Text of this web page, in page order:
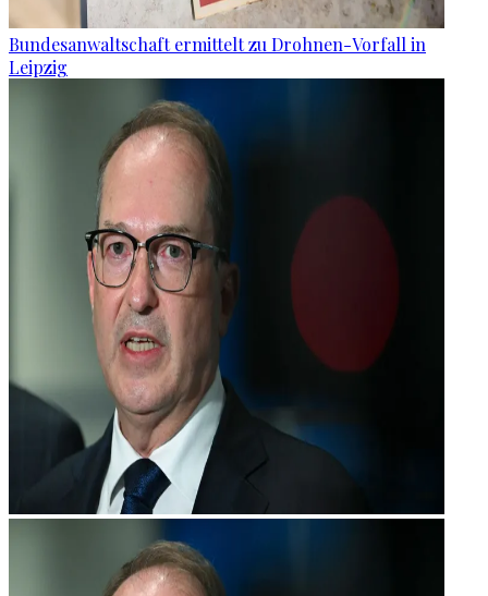
Bundesanwaltschaft ermittelt zu Drohnen-Vorfall in
Leipzig